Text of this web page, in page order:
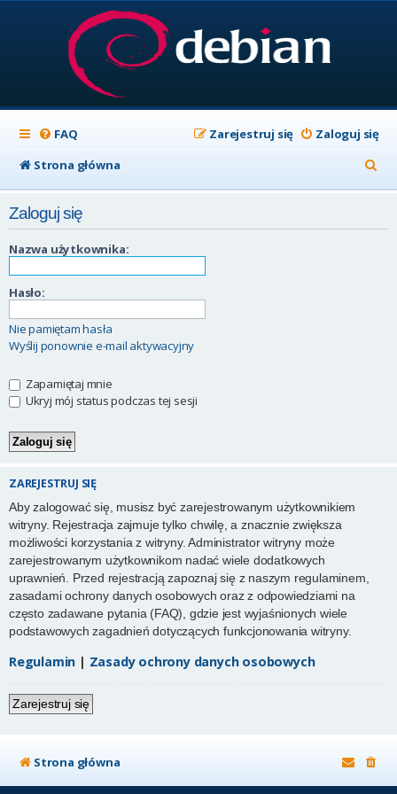
FAQ Zaloguj się
Zarejestruj się
Strona główna
z
Zaloguj się
Nazwa użytkownika:
Hasło:
Nie pamiętam hasła
Wyślij ponownie e-mail aktywacyjny
Zapamiętaj mnie
Ukryj mój status podczas tej sesji
ZAREJESTRUJ SIĘ
Aby zalogować się, musisz być zarejestrowanym użytkownikiem
witryny. Rejestracja zajmuje tylko chwilę, a znacznie zwiększa
możliwości korzystania z witryny. Administrator witryny może
zarejestrowanym użytkownikom nadać wiele dodatkowych
uprawnień. Przed rejestracją zapoznaj się z naszym regulaminem,
zasadami ochrony danych osobowych oraz z odpowiedziami na
często zadawane pytania (FAQ), gdzie jest wyjaśnionych wiele
podstawowych zagadnień dotyczących funkcjonowania witryny.
Regulamin | Zasady ochrony danych osobowych
Zarejestruj się
Strona główna